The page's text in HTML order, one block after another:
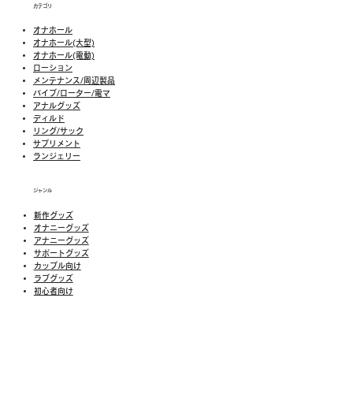
カテゴリ
オナホール
オナホール(大型)
オナホール(電動)
ローション
メンテナンス/周辺製品
バイブ/ローター/電マ
アナルグッズ
ディルド
リング/サック
​​サプリメント
​ランジェリー
ジャンル
新作グッズ
​オナニーグッズ
アナニーグッズ
サポートグッズ
カップル向け
ラブグッズ
​初心者向け